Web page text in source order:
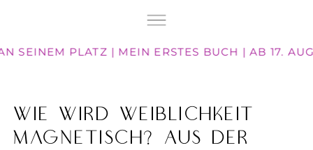
SEINEM PLATZ | MEIN ERSTES BUCH | AB 17.
Wie wird Weiblichkeit
magnetisch? Aus der